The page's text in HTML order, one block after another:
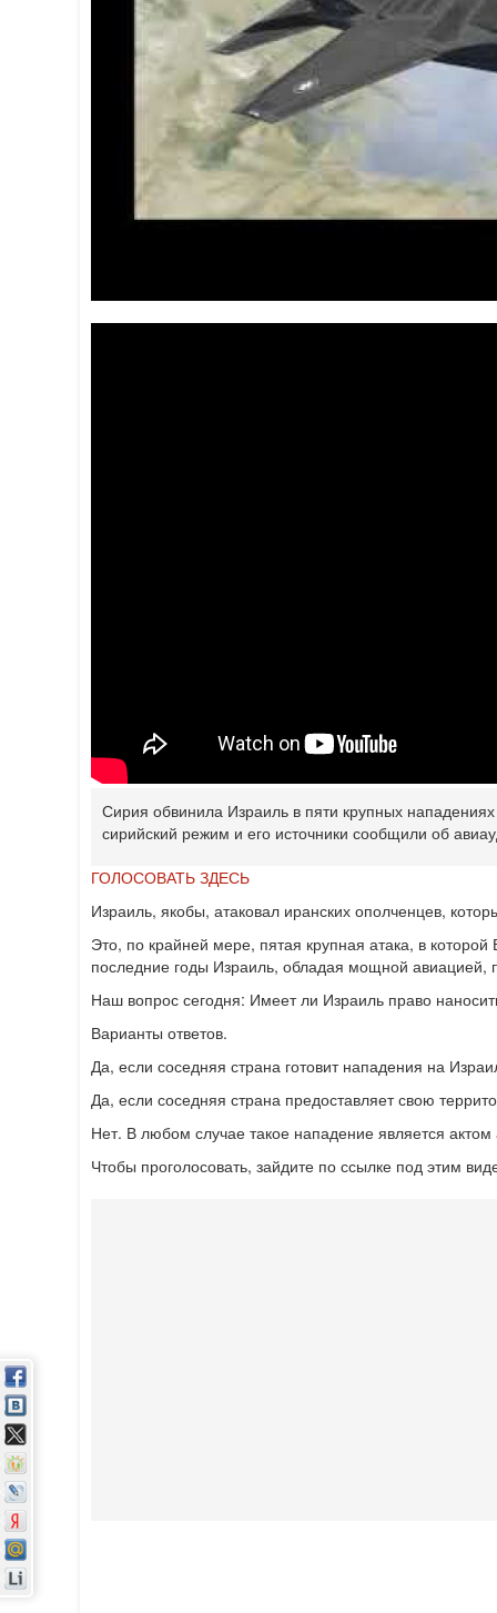
Сирия обвинила Израиль в пяти крупных
сирийский режим и его источники сообщили об
ГОЛОСОВАТЬ ЗДЕСЬ
Израиль, якобы, атаковал иранских ополченцев,
Это, по крайней мере, пятая крупная атака, в
последние годы Израиль, обладая мощной
Наш вопрос сегодня: Имеет ли Израиль право
Варианты ответов.
Да, если соседняя страна готовит нападения на
Да, если соседняя страна предоставляет свою
Нет. В любом случае такое нападение является актом
Чтобы проголосовать, зайдите по ссылке под этим